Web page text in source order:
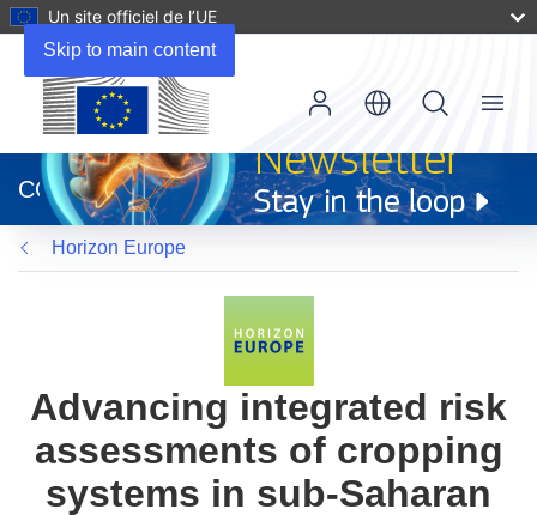
Skip to main content
Un site officiel de l’UE
dans
une
nouvelle
fenêtre)
CORDIS
Menu
Horizon Europe
Advancing integrated risk
assessments of cropping
systems in sub-Saharan